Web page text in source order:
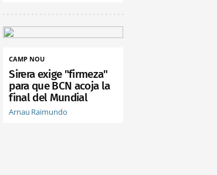
CAMP NOU
Sirera exige "firmeza"
para que BCN acoja la
final del Mundial
Arnau Raimundo